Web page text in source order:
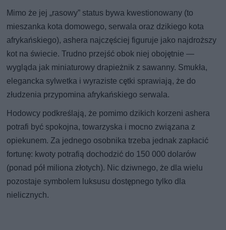
Mimo że jej „rasowy” status bywa kwestionowany (to
mieszanka kota domowego, serwala oraz dzikiego kota
afrykańskiego), ashera najczęściej figuruje jako najdroższy
kot na świecie. Trudno przejść obok niej obojętnie —
wygląda jak miniaturowy drapieżnik z sawanny. Smukła,
elegancka sylwetka i wyraziste cętki sprawiają, że do
złudzenia przypomina afrykańskiego serwala.
Hodowcy podkreślają, że pomimo dzikich korzeni ashera
potrafi być spokojna, towarzyska i mocno związana z
opiekunem. Za jednego osobnika trzeba jednak zapłacić
fortunę: kwoty potrafią dochodzić do 150 000 dolarów
(ponad pół miliona złotych). Nic dziwnego, że dla wielu
pozostaje symbolem luksusu dostępnego tylko dla
nielicznych.